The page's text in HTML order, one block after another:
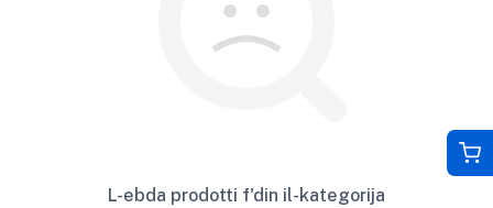
L-ebda prodotti f'din il-kategorija